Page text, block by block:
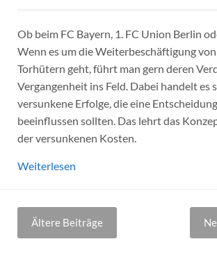
Ob beim FC Bayern, 1. FC Union Berlin
Wenn es um die Weiterbeschäftigung
Torhütern geht, führt man gern deren
Vergangenheit ins Feld. Dabei handelt es
versunkene Erfolge, die eine
beeinflussen sollten. Das lehrt das
der versunkenen Kosten.
Weiterlesen
Beitragsnavigation
Ältere Beiträge